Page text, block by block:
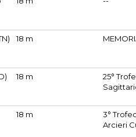
18 m
18 m
25°
18 m
3°
Arcieri